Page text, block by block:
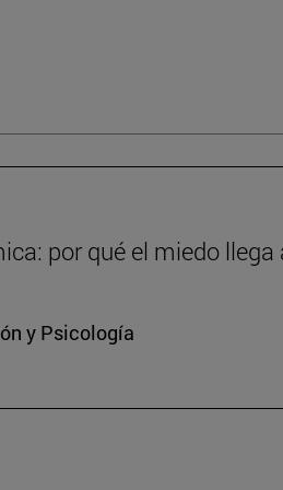
por qué el miedo llega
y Psicología